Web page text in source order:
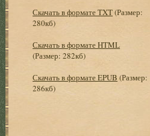
Скачать в формате TXT(Размер:
280кб)
Скачать в формате HTML
(Размер: 282кб)
Скачать в формате EPUB (Размер:
286кб)